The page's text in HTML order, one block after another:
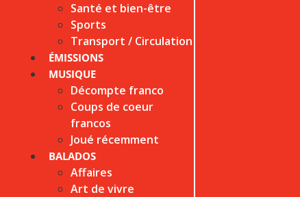
Santé et bien-être
Sports
Transport / Circulation
ÉMISSIONS
MUSIQUE
Décompte franco
Coups de coeur
francos
Joué récemment
BALADOS
Affaires
Art de vivre